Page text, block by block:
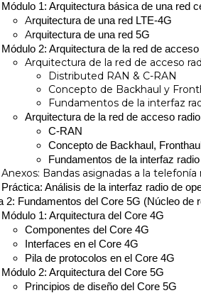
Módulo 1: Arquitectura básica de una red
Arquitectura de una red LTE-4G
Arquitectura de una red 5G
Módulo 2: Arquitectura de la red de acceso
Arquitectura de la red de acceso
Distributed RAN & C-RAN
Concepto de Backhaul y
Fundamentos de la interfaz
Arquitectura de la red de acceso
C-RAN
Concepto de Backhaul,
Fundamentos de la interfaz
Anexos: Bandas asignadas a la
Práctica: Análisis de la interfaz radio de
2: Fundamentos del Core 5G (Núcleo de
Módulo 1: Arquitectura del Core 4G
Componentes del Core 4G
Interfaces en el Core 4G
Pila de protocolos en el Core 4G
Módulo 2: Arquitectura del Core 5G
Principios de diseño del Core 5G